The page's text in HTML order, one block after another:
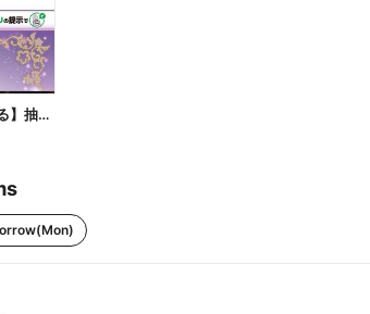
【ファミペイでスタンプ貯まる】抽選でペアチケットが当たる!